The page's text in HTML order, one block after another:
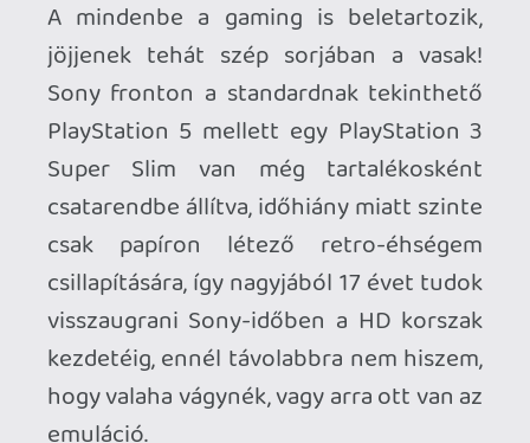
A zöldeket egy igen szemrevaló,
különleges kiadású konzol, a Cyberpunk
2077 tematikájú Xbox One X képviseli és
bár túl sok exkluzív címmel nem tette
indokolttá beszerzését a Miki, a
visszafelé kompatibilitás és a "One X
Enhanced" címek miatt többször volt már
érdekes számomra, meg persze az is
kapóra jött, hogy a Series megjelenése
után potom pénzért akart valaki